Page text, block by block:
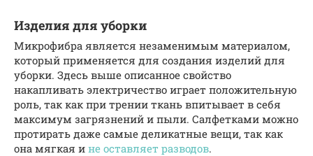
Изделия для уборки
Микрофибра является незаменимым материалом,
который применяется для создания изделий для
уборки. Здесь выше описанное свойство
накапливать электричество играет положительную
роль, так как при трении ткань впитывает в себя
максимум загрязнений и пыли. Салфетками можно
протирать даже самые деликатные вещи, так как
она мягкая и не оставляет разводов.